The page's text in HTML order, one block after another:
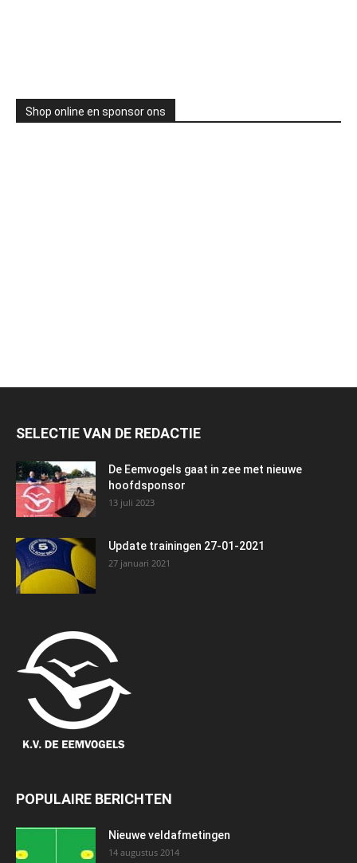
Shop online en sponsor ons
SELECTIE VAN DE REDACTIE
De Eemvogels gaat in zee met nieuwe
hoofdsponsor
13 juli 2023
Update trainingen 27-01-2021
27 januari 2021
POPULAIRE BERICHTEN
Nieuwe veldafmetingen
14 augustus 2014